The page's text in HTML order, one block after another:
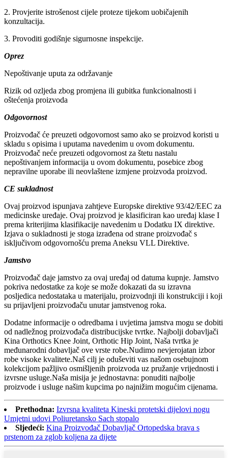
2. Provjerite istrošenost cijele proteze tijekom uobičajenih
konzultacija.
3. Provoditi godišnje sigurnosne inspekcije.
Oprez
Nepoštivanje uputa za održavanje
Rizik od ozljeda zbog promjena ili gubitka funkcionalnosti i
oštećenja proizvoda
Odgovornost
Proizvođač će preuzeti odgovornost samo ako se proizvod koristi u
skladu s opisima i uputama navedenim u ovom dokumentu.
Proizvođač neće preuzeti odgovornost za štetu nastalu
nepoštivanjem informacija u ovom dokumentu, posebice zbog
nepravilne uporabe ili neovlaštene izmjene proizvoda proizvod.
CE sukladnost
Ovaj proizvod ispunjava zahtjeve Europske direktive 93/42/EEC za
medicinske uređaje. Ovaj proizvod je klasificiran kao uređaj klase I
prema kriterijima klasifikacije navedenim u Dodatku IX direktive.
Izjava o sukladnosti je stoga izrađena od strane proizvođač s
isključivom odgovornošću prema Aneksu VLL Direktive.
Jamstvo
Proizvođač daje jamstvo za ovaj uređaj od datuma kupnje. Jamstvo
pokriva nedostatke za koje se može dokazati da su izravna
posljedica nedostataka u materijalu, proizvodnji ili konstrukciji i koji
su prijavljeni proizvođaču unutar jamstvenog roka.
Dodatne informacije o odredbama i uvjetima jamstva mogu se dobiti
od nadležnog proizvođača distribucijske tvrtke. Najbolji dobavljači
Kina Orthotics Knee Joint, Orthotic Hip Joint, Naša tvrtka je
međunarodni dobavljač ove vrste robe.Nudimo nevjerojatan izbor
robe visoke kvalitete.Naš cilj je oduševiti vas našom osebujnom
kolekcijom pažljivo osmišljenih proizvoda uz pružanje vrijednosti i
izvrsne usluge.Naša misija je jednostavna: ponuditi najbolje
proizvode i usluge našim kupcima po najnižim mogućim cijenama.
Prethodna: Izvrsna kvaliteta Kineski protetski dijelovi nogu
Umjetni udovi Poliuretansko Sach stopalo
Sljedeći: Kina Proizvođač Dobavljač Ortopedska brava s
prstenom za zglob koljena za dijete